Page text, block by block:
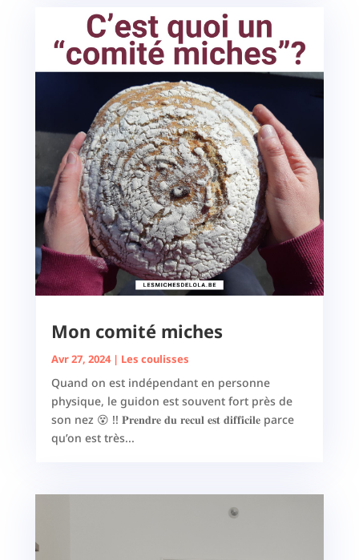
Mon comité miches
Avr 27, 2024| Les coulisses
Quand on est indépendant en personne
physique, le guidon est souvent fort près de
son nez 😵 !! 𝐏𝐫𝐞𝐧𝐝𝐫𝐞 𝐝𝐮 𝐫𝐞𝐜𝐮𝐥 𝐞𝐬𝐭 𝐝𝐢𝐟𝐟𝐢𝐜𝐢𝐥𝐞 parce
qu’on est très...